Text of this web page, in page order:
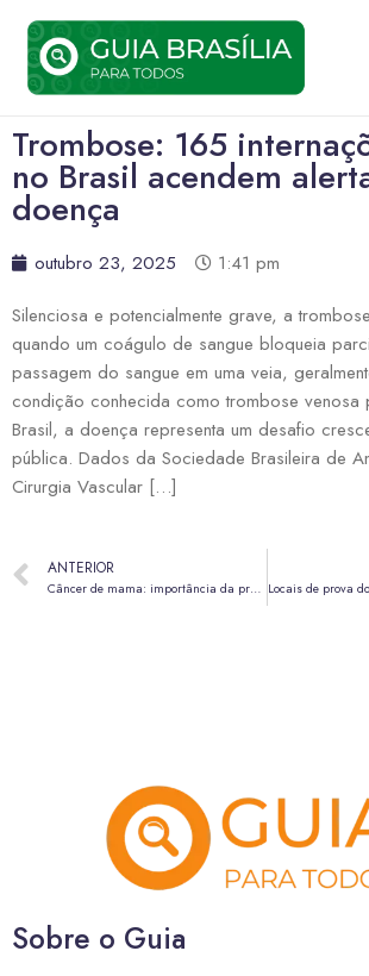
Trombose: 165
no Brasil acendem
doença
outubro 23, 2025
1:41 pm
Silenciosa e potencialmente grave, a
quando um coágulo de sangue bloqueia
passagem do sangue em uma veia,
condição conhecida como trombose venosa
Brasil, a doença representa um desafio
pública. Dados da Sociedade Brasileira de
Cirurgia Vascular […]
ANTERIOR
Câncer de mama: importância da prevenção para além do Outubro Rosa
Sobre o Guia